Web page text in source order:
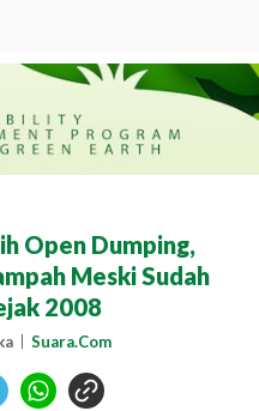
Open Dumping,
Meski Sudah
2008
Suara.Com